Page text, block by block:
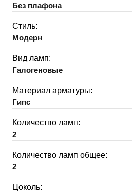
Без плафона
Стиль:
Модерн
Вид ламп:
Галогеновые
Материал арматуры:
Гипс
Количество ламп:
2
Количество ламп общее:
2
Цоколь: